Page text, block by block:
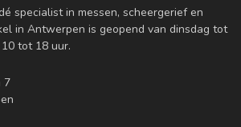
specialist in messen, scheergerief en
in Antwerpen is geopend van dinsdag tot
tot 18 uur.
7